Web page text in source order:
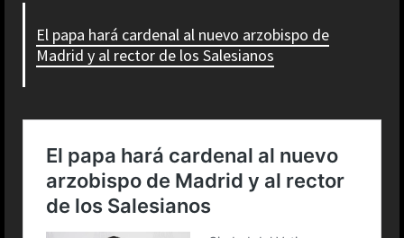
El papa hará cardenal al nuevo arzobispo de
Madrid y al rector de los Salesianos